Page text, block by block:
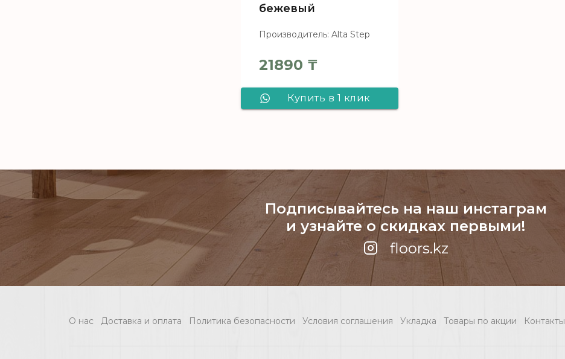
бежевый
Производитель: Alta Step
21890 ₸
Купить в 1 клик
бежевый
Подписывайтесь на наш инстаграм
и узнайте о скидках первыми!
floors.kz
О нас Доставка и оплата Политика безопасности Условия соглашения Укладка Товары по акции Контакты